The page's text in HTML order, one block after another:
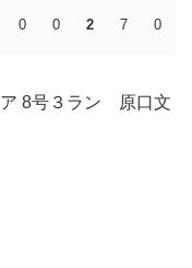
0 0 2 7 0
３ラン 原口文